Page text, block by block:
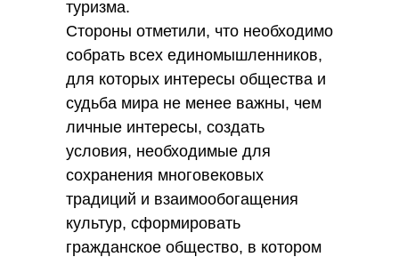
туризма.
Стороны отметили, что необходимо
собрать всех единомышленников,
для которых интересы общества и
судьба мира не менее важны, чем
личные интересы, создать
условия, необходимые для
сохранения многовековых
традиций и взаимообогащения
культур, сформировать
гражданское общество, в котором